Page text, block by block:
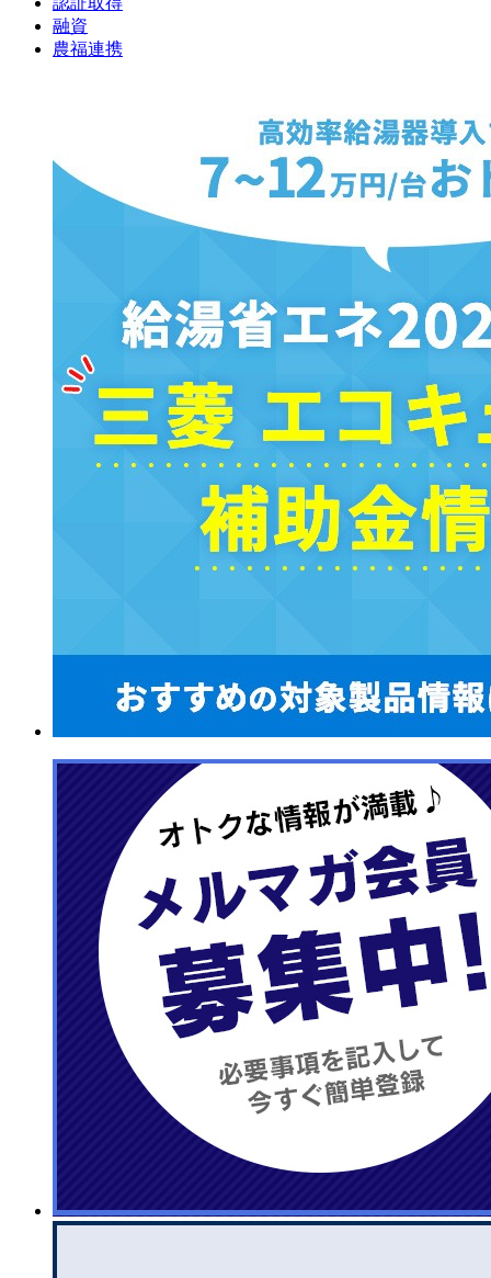
融資
農福連携